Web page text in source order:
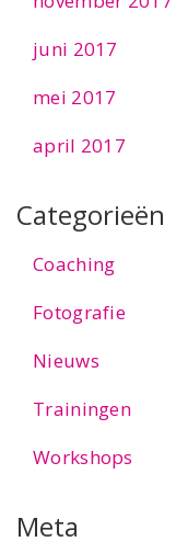
juni 2017
mei 2017
april 2017
Categorieën
Coaching
Fotografie
Nieuws
Trainingen
Workshops
Meta